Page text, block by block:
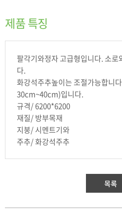
제품 특징
팔각기와정자 고급형입니다. 소로
다.
화강석주추높이는 조절가능합니
30cm~40cm)입니다.
규격/ 6200*6200
재질/ 방부목재
지붕/ 시멘트기와
주추/ 화강석주추
목록